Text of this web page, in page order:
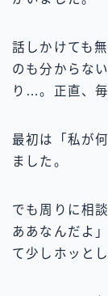
話しかけても
のも分からな
り…。正直、
最初は「私が
ました。
でも周りに相
ああなんだよ
て少しホッとし